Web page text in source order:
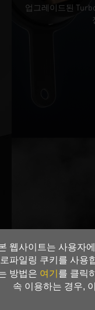
웹사이트는 사용자
로파일링 쿠키를 사용
방법은 여기를 클릭
속 이용하는 경우,
업그레이드된